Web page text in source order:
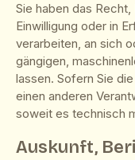
Sie haben das
Einwilligung oder in
verarbeiten, an sich
gängigen,
lassen. Sofern Sie
einen anderen
soweit es technisch
Auskunft,